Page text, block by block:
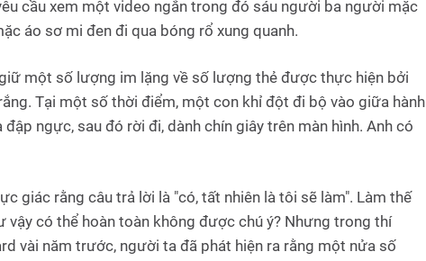
cầu xem một video ngắn trong đó sáu người ba người mặc
áo sơ mi đen đi qua bóng rổ xung quanh.
một số lượng im lặng về số lượng thẻ được thực hiện bởi
Tại một số thời điểm, một con khỉ đột đi bộ vào giữa hành
ngực, sau đó rời đi, dành chín giây trên màn hình. Anh có
giác rằng câu trả lời là "có, tất nhiên là tôi sẽ làm". Làm thế
vậy có thể hoàn toàn không được chú ý? Nhưng trong thí
vài năm trước, người ta đã phát hiện ra rằng một nửa số